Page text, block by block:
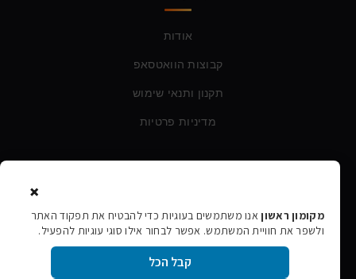
אודות
קבוצות הוואטסאפ
תקנון ותנאי שימוש
מדיניות פרטיות
טלפון: 054-760-6388
×
מקומון ראשוןאנו משתמשים בעוגיות כדי להבטיח את תפקוד האתר
ולשפר את חוויית המשתמש. אפשר לבחור אילו סוגי עוגיות להפעיל.
קבל הכל